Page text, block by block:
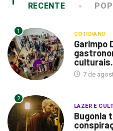
RECENTE
1 COTIDIANO
Garimpo
7 de
2
LAZER E
Bugonia